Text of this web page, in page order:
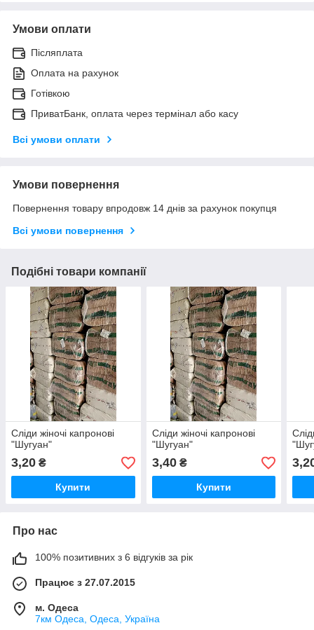
Умови оплати
Післяплата
Оплата на рахунок
Готівкою
ПриватБанк, оплата через термінал або касу
Всі умови оплати
Умови повернення
Повернення товару впродовж 14 днів за рахунок покупця
Всі умови повернення
Подібні товари компанії
Сліди жіночі капронові
"Шугуан"
3,20 ₴
Купити
Сліди жіночі капронові
"Шугуан"
3,40₴
Купити
Про нас
100% позитивних з 6 відгуків за рік
Працює з 27.07.2015
м. Одеса
7км Одеса, Одеса, Україна